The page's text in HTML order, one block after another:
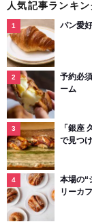
人気記事ランキン
パン愛
予約必
ーム
「銀座
で見つ
本場の“
リーカ